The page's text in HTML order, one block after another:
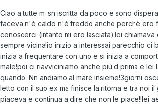
Ciao a tutte mi sn iscritta da poco e sono
faceva n'è caldo n'è freddo anche perchè ero
conoscerci (intanto mi ero lasciata).lei
sempre vicina!io inizio a interessai parecchio ci
inizia a frequentare con uno e si inizia a
male!poi ci riavviciniamo anche più d prima e
quando. Nn andiamo al mare insieme!3giorni
letto con il suo ex ma finisce la.ritorna e tra noi
piaceva e continua a dire che non le piace!!lei